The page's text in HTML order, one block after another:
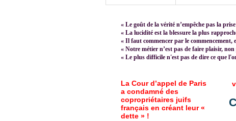
« Le goût de la vérité n’empêche pas la
« La lucidité est la blessure la plus
« Il faut commencer par le commencement,
« Notre métier n’est pas de faire plaisir,
« Le plus difficile n'est pas de dire ce que
La Cour d’appel de Paris
a condamné des
copropriétaires juifs
français en créant leur «
dette » !